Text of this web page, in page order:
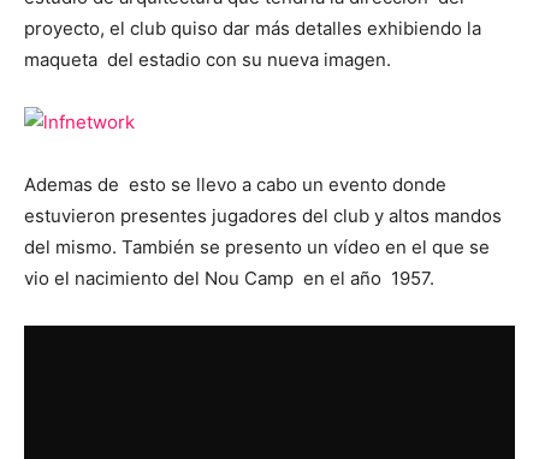
proyecto, el club quiso dar más detalles exhibiendo la
maqueta del estadio con su nueva imagen.
Ademas de esto se llevo a cabo un evento donde
estuvieron presentes jugadores del club y altos mandos
del mismo. También se presento un vídeo en el que se
vio el nacimiento del Nou Camp en el año 1957.